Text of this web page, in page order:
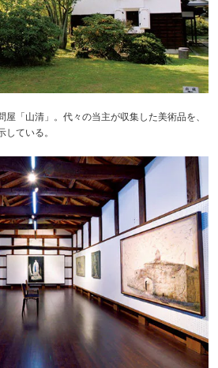
「山清」。代々の当主が収集した美術品を、
ている。